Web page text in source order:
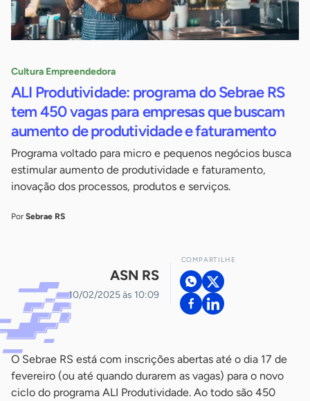
Cultura Empreendedora
ALI Produtividade: programa do Sebrae RS
tem 450 vagas para empresas que buscam
aumento de produtividade e faturamento
Programa voltado para micro e pequenos negócios busca
estimular aumento de produtividade e faturamento,
inovação dos processos, produtos e serviços.
Por Sebrae RS
ASN RS
10/02/2025 às 10:09
COMPARTILHE
O Sebrae RS está com inscrições abertas até o dia 17 de
fevereiro (ou até quando durarem as vagas) para o novo
ciclo do programa ALI Produtividade. Ao todo são 450